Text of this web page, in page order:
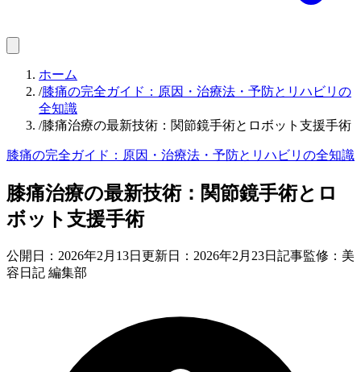
ホーム
/膝痛の完全ガイド：原因・治療法・予防とリハビリの
全知識
/膝痛治療の最新技術：関節鏡手術とロボット支援手術
膝痛の完全ガイド：原因・治療法・予防とリハビリの全知識
膝痛治療の最新技術：関節鏡手術とロ
ボット支援手術
公開日： 2026年2月13日 更新日： 2026年2月23日 記事監修：美
容日記 編集部